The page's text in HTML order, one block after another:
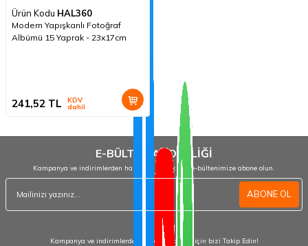
Ürün Kodu HAL360
Modern Yapışkanlı Fotoğraf
Albümü 15 Yaprak - 23x17cm
241,52 TL KDV
dahil
E-BÜLTEN ABONELİĞİ
Kampanya ve indirimlerden haberdar olmak için e-bültenimize abone olun.
ABONE OL
Kampanya ve indirimlerden haberdar olmak için bizi Takip Edin!